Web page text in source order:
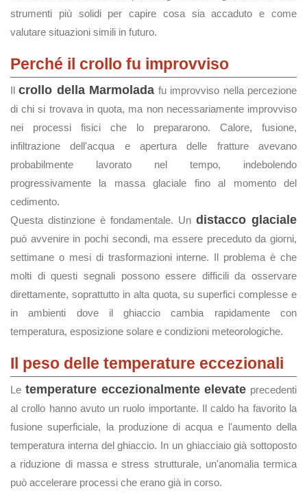
strumenti più solidi per capire cosa sia accaduto e come
valutare situazioni simili in futuro.
Perché il crollo fu improvviso
Ilcrollo della Marmolada fu improvviso nella percezione
di chi si trovava in quota, ma non necessariamente improvviso
nei processi fisici che lo prepararono. Calore, fusione,
infiltrazione dell'acqua e apertura delle fratture avevano
probabilmente lavorato nel tempo, indebolendo
progressivamente la massa glaciale fino al momento del
cedimento.
Questa distinzione è fondamentale. Un distacco glaciale
può avvenire in pochi secondi, ma essere preceduto da giorni,
settimane o mesi di trasformazioni interne. Il problema è che
molti di questi segnali possono essere difficili da osservare
direttamente, soprattutto in alta quota, su superfici complesse e
in ambienti dove il ghiaccio cambia rapidamente con
temperatura, esposizione solare e condizioni meteorologiche.
Il peso delle temperature eccezionali
Le temperature eccezionalmente elevate precedenti
al crollo hanno avuto un ruolo importante. Il caldo ha favorito la
fusione superficiale, la produzione di acqua e l'aumento della
temperatura interna del ghiaccio. In un ghiacciaio già sottoposto
a riduzione di massa e stress strutturale, un'anomalia termica
può accelerare processi che erano già in corso.